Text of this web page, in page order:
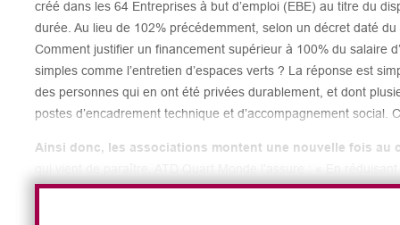
créé dans les 64 Entreprises à but d’emploi (EBE) au titre du
durée. Au lieu de 102% précédemment, selon un décret daté
Comment justifier un financement supérieur à 100% du salaire
simples comme l’entretien d’espaces verts ? La réponse est
des personnes qui en ont été privées durablement, et dont
postes d’encadrement technique et d’accompagnement social.
Ainsi donc, les associations montent une nouvelle fois au
financement des emplois créés grâce au projet Territoires zéro